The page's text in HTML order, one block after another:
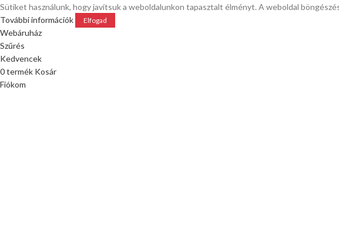
Sütiket használunk, hogy javítsuk a weboldalunkon tapasztalt élményt. A weboldal
További információk
Elfogad
Webáruház
Szűrés
Kedvencek
0termék Kosár
Fiókom